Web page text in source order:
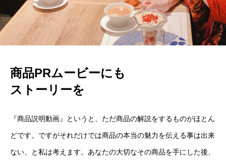
商品PRムービーにも
ストーリーを
『商品説明動画』というと、ただ商品の解説をするものがほとん
どです。ですがそれだけでは商品の本当の魅力を伝える事は出来
ない、と私は考えます。あなたの大切なその商品を手にした後、